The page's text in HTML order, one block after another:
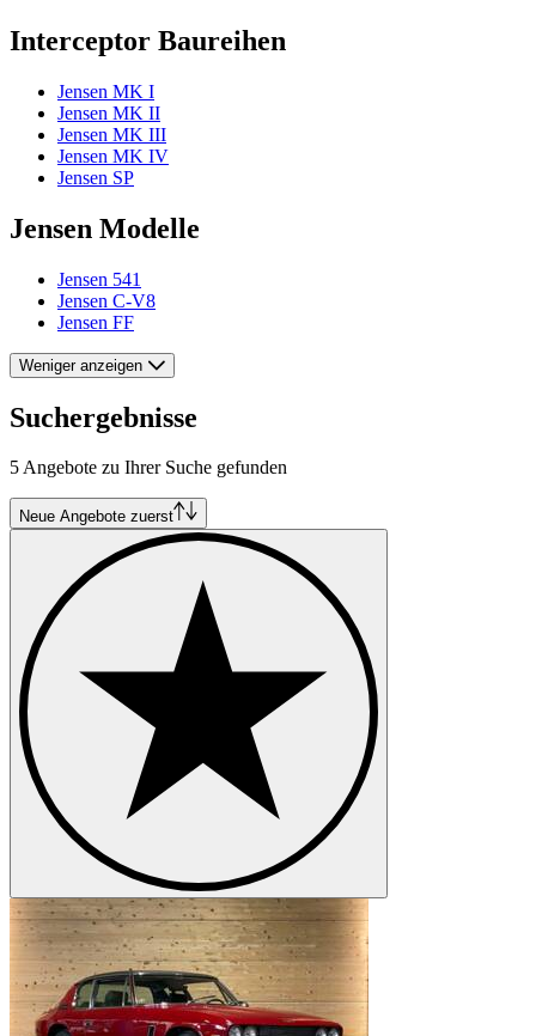
Interceptor Baureihen
Jensen MK I
Jensen MK II
Jensen MK III
Jensen MK IV
Jensen SP
Jensen Modelle
Jensen 541
Jensen C-V8
Jensen FF
Weniger anzeigen
Suchergebnisse
5 Angebote zu Ihrer Suche gefunden
Neue Angebote zuerst